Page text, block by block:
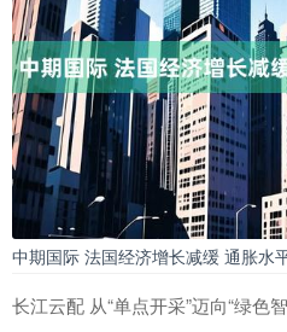
中期国际 法国经济增长减缓 通胀水
长江云配 从“单点开采”迈向“绿色